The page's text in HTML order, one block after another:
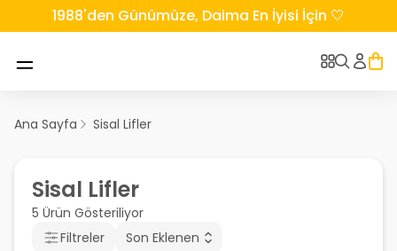
1988'den Günümüze, Daima En İyisi İçin 🤍
Ana Sayfa Sisal Lifler
Sisal Lifler
5 Ürün Gösteriliyor
Filtreler
Son Eklenen